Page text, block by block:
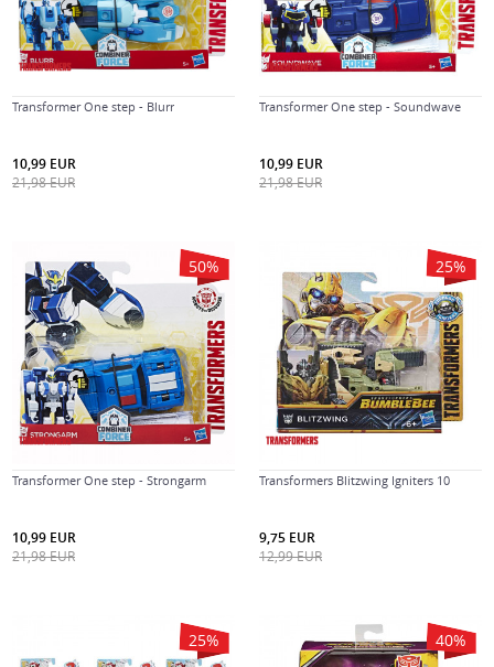
Transformer One step - Blurr
10,99 EUR
21,98EUR
Transformer One step - Soundwave
10,99 EUR
21,98EUR
50%
Transformer One step - Strongarm
10,99 EUR
21,98EUR
25%
Transformers Blitzwing Igniters 10
9,75 EUR
12,99EUR
25% 40%